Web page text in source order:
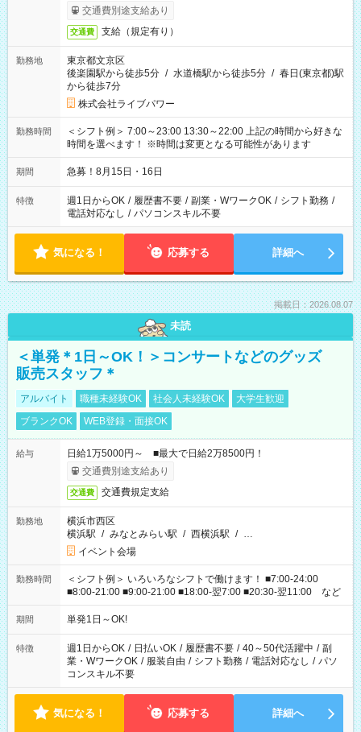
交通費別途支給あり
交通費 支給（規定有り）
勤務地
東京都文京区
後楽園駅から徒歩5分 / 水道橋駅から徒歩5分 / 春日(東京都)駅
から徒歩7分
株式会社ライブパワー
勤務時間
＜シフト例＞ 7:00～23:00 13:30～22:00 上記の時間から好きな
時間を選べます！ ※時間は変更となる可能性があります
期間 急募！8月15日・16日
特徴 週1日からOK / 履歴書不要 / 副業・WワークOK / シフト勤務 /
電話対応なし / パソコンスキル不要
気になる！ 応募する 詳細へ
掲載日：2026.08.07
未読
＜単発＊1日～OK！＞コンサートなどのグッズ
販売スタッフ＊
アルバイト 職種未経験OK 社会人未経験OK
大学生歓迎
ブランクOK
WEB登録・面接OK
給与
日給1万5000円～ ■最大で日給2万8500円！
交通費別途支給あり
交通費 交通費規定支給
勤務地
横浜市西区
横浜駅 / みなとみらい駅 / 西横浜駅 / …
イベント会場
勤務時間
＜シフト例＞ いろいろなシフトで働けます！ ■7:00-24:00
■8:00-21:00 ■9:00-21:00 ■18:00-翌7:00 ■20:30-翌11:00 など
期間 単発1日～OK!
特徴 週1日からOK / 日払いOK / 履歴書不要 / 40～50代活躍中 / 副
業・WワークOK / 服装自由 / シフト勤務 / 電話対応なし / パソ
コンスキル不要
気になる！ 応募する 詳細へ